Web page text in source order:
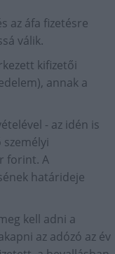
az áfa fizetésre
válik.
kifizetői
annak a
- az idén is
forint. A
határideje
kell adni a
az adózó az év